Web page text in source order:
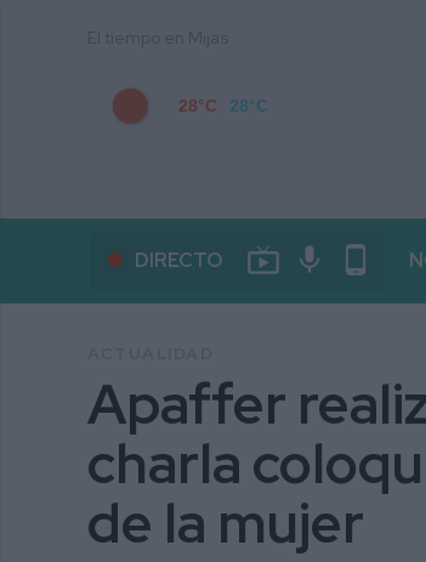
28°C 28°C
DIRECTO live_tv mic phone_android
Apaffer
charla
de la mujer